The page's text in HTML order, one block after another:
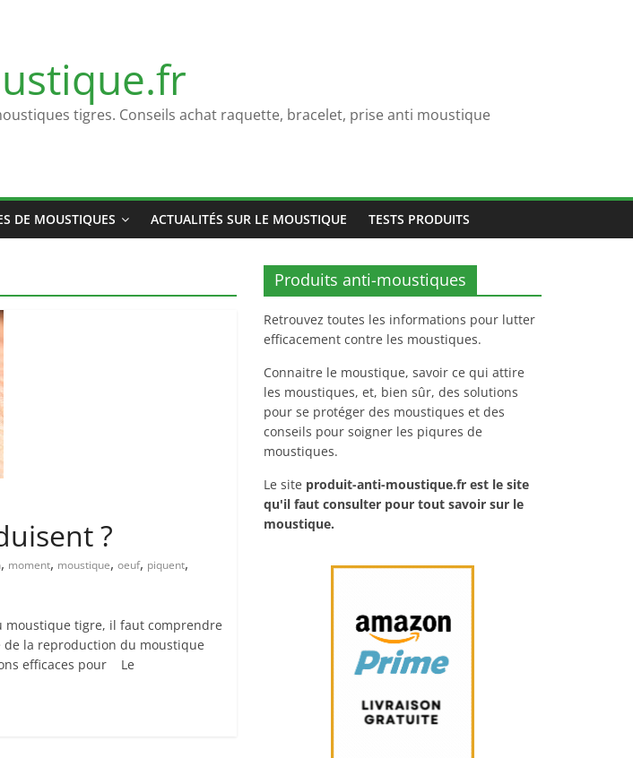
tigres. Conseils achat raquette, bracelet, prise anti moustique
DE MOUSTIQUES ACTUALITÉS SUR LE MOUSTIQUE TESTS PRODUITS
?
, moment, moustique, oeuf, piquent,
moustique tigre, il faut comprendre
la reproduction du moustique
efficaces pour Le
Produits anti-moustiques
Retrouvez toutes les informations pour lutter
efficacement contre les moustiques.
Connaitre le moustique, savoir ce qui attire
les moustiques, et, bien sûr, des solutions
pour se protéger des moustiques et des
conseils pour soigner les piqures de
moustiques.
Le site produit-anti-moustique.fr est le site
qu'il faut consulter pour tout savoir sur le
moustique.